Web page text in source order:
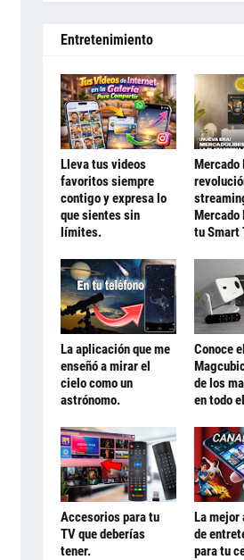
Entretenimiento
Lleva tus videos
favoritos siempre
contigo y expresa lo
que sientes sin
límites.
Mercado
Mercado
tu Smart
La aplicación que me
enseñó a mirar el
cielo como un
astrónomo.
Conoce
de los
en todo
Accesorios para tu
TV que deberías
tener.
La mejor
de
para tu